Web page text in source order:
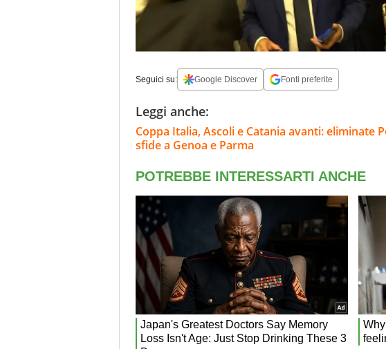
Seguici su: Google Discover Fonti preferite
Leggi anche:
Coppa Italia, Ascoli e Catania avanti: eliminate
sfide a Genoa e Parma